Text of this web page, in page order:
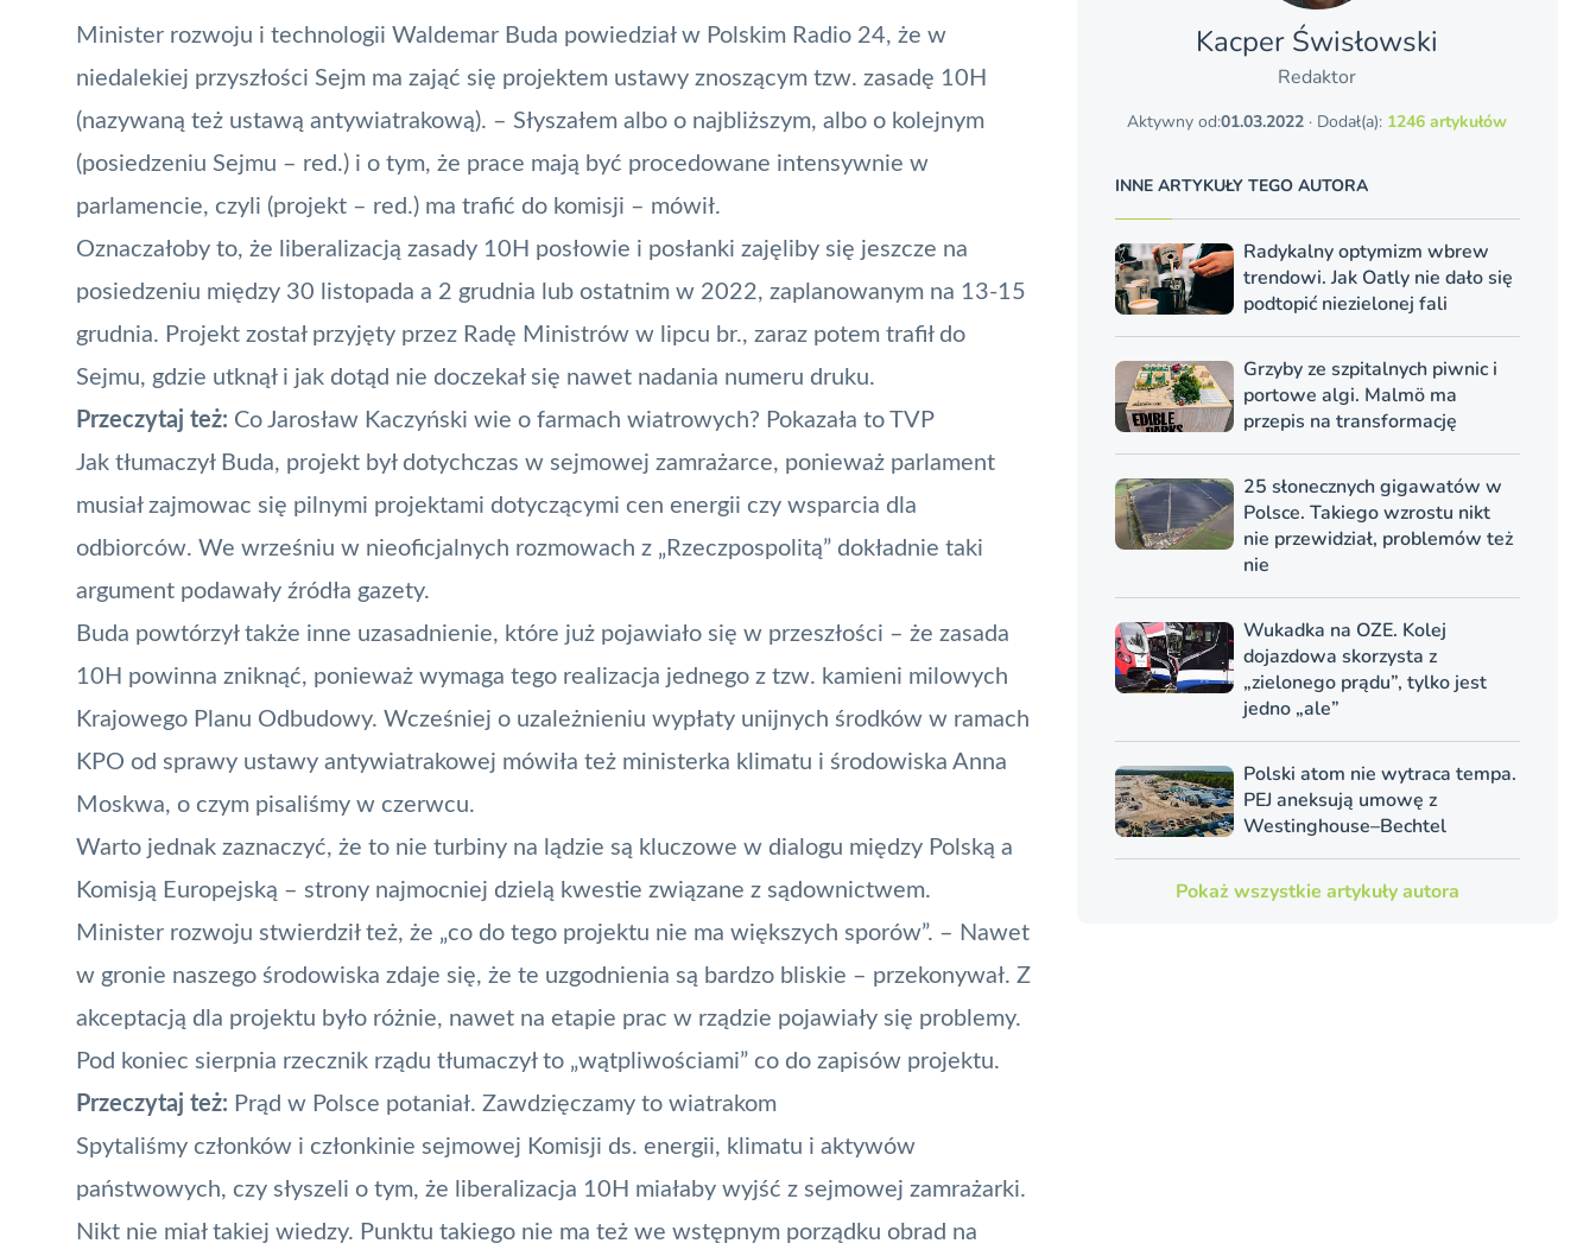
Minister rozwoju i technologii Waldemar Buda powiedział w Polskim Radio 24, że w
niedalekiej przyszłości Sejm ma zająć się projektem ustawy znoszącym tzw. zasadę 10H
(nazywaną też ustawą antywiatrakową). – Słyszałem albo o najbliższym, albo o kolejnym
(posiedzeniu Sejmu – red.) i o tym, że prace mają być procedowane intensywnie w
parlamencie, czyli (projekt – red.) ma trafić do komisji – mówił.
Oznaczałoby to, że liberalizacją zasady 10H posłowie i posłanki zajęliby się jeszcze na
posiedzeniu między 30 listopada a 2 grudnia lub ostatnim w 2022, zaplanowanym na 13-15
grudnia. Projekt został przyjęty przez Radę Ministrów w lipcu br., zaraz potem trafił do
Sejmu, gdzie utknął i jak dotąd nie doczekał się nawet nadania numeru druku.
Przeczytaj też: Co Jarosław Kaczyński wie o farmach wiatrowych? Pokazała to TVP
Jak tłumaczył Buda, projekt był dotychczas w sejmowej zamrażarce, ponieważ parlament
musiał zajmowac się pilnymi projektami dotyczącymi cen energii czy wsparcia dla
odbiorców. We wrześniu w nieoficjalnych rozmowach z „Rzeczpospolitą” dokładnie taki
argument podawały źródła gazety.
Buda powtórzył także inne uzasadnienie, które już pojawiało się w przeszłości – że zasada
10H powinna zniknąć, ponieważ wymaga tego realizacja jednego z tzw. kamieni milowych
Krajowego Planu Odbudowy. Wcześniej o uzależnieniu wypłaty unijnych środków w ramach
KPO od sprawy ustawy antywiatrakowej mówiła też ministerka klimatu i środowiska Anna
Moskwa, o czym pisaliśmy w czerwcu.
Warto jednak zaznaczyć, że to nie turbiny na lądzie są kluczowe w dialogu między Polską a
Komisją Europejską – strony najmocniej dzielą kwestie związane z sądownictwem.
Minister rozwoju stwierdził też, że „co do tego projektu nie ma większych sporów”. – Nawet
w gronie naszego środowiska zdaje się, że te uzgodnienia są bardzo bliskie – przekonywał. Z
akceptacją dla projektu było różnie, nawet na etapie prac w rządzie pojawiały się problemy.
Pod koniec sierpnia rzecznik rządu tłumaczył to „wątpliwościami” co do zapisów projektu.
Przeczytaj też: Prąd w Polsce potaniał. Zawdzięczamy to wiatrakom
Spytaliśmy członków i członkinie sejmowej Komisji ds. energii, klimatu i aktywów
państwowych, czy słyszeli o tym, że liberalizacja 10H miałaby wyjść z sejmowej zamrażarki.
Nikt nie miał takiej wiedzy. Punktu takiego nie ma też we wstępnym porządku obrad na
Kacper Świsło­wski
Redaktor
Aktywny od:01.03.2022 · Dodał(a): 1246 artykułów
INNE ARTYKUŁY TEGO AUTORA
Radykalny optymizm wbrew
trendowi. Jak Oatly nie dało się
podtopić niezielonej fali
Grzyby ze szpitalnych piwnic i
portowe algi. Malmö ma
przepis na transformację
25 słonecznych gigawatów w
Polsce. Takiego wzrostu nikt
nie przewidział, problemów też
nie
Wukadka na OZE. Kolej
dojazdowa skorzysta z
„zielonego prądu”, tylko jest
jedno „ale”
Polski atom nie wytraca tempa.
PEJ aneksują umowę z
Westinghouse–Bechtel
Pokaż wszystkie artykuły autora